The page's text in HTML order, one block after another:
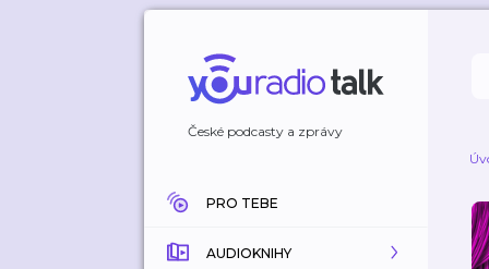
České podcasty a zprávy
PRO TEBE
AUDIOKNIHY